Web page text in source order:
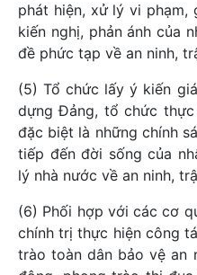
phát hiện, xử lý vi phạm,
kiến nghị, phản ánh của
đề phức tạp về an ninh,
(5) Tổ chức lấy ý kiến
dựng Đảng, tổ chức thực
đặc biệt là những chính
tiếp đến đời sống của
lý nhà nước về an ninh,
(6) Phối hợp với các cơ
chính trị thực hiện công
trào toàn dân bảo vệ an